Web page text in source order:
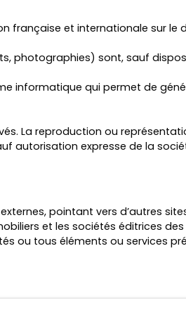
française et internationale sur le
photographies) sont, sauf
informatique qui permet de
La reproduction ou
autorisation expresse de la
pointant vers d’autres
et les sociétés éditrices
ou tous éléments ou services